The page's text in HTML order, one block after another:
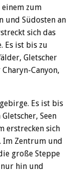
einem zum
und Südosten an
sich das
Es ist bis zu
Gletscher
Canyon,
Es ist bis
Seen
erstrecken sich
Im Zentrum und
große Steppe
hin und